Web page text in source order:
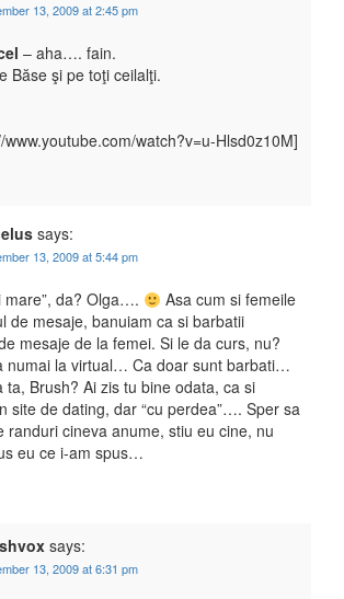
13, 2009 at 2:45 pm
– aha…. fain.
Băse şi pe toţi ceilalţi.
watch?v=u-Hlsd0z10M]
says:
13, 2009 at 5:44 pm
mare”, da? Olga….
Asa cum si femeile
de mesaje, banuiam ca si barbatii
mesaje de la femei. Si le da curs, nu?
numai la virtual… Ca doar sunt barbati…
ta, Brush? Ai zis tu bine odata, ca si
site de dating, dar “cu perdea”…. Sper sa
randuri cineva anume, stiu eu cine, nu
eu ce i-am spus…
says:
13, 2009 at 6:31 pm